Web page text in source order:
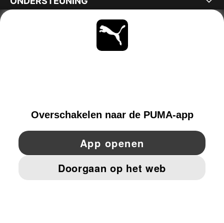
YouTube Twitter
BEDRIJFSGEGEVENS EN JURIDISCHE GEGEVENS